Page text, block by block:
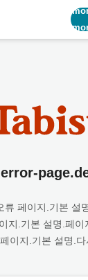
류 페이지.기본 설
지.기본 설명.페이
이지.기본 설명.